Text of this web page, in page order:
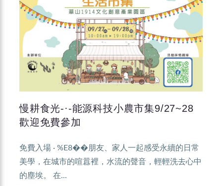
慢耕食光-·-能源科技小農市集9/27~28
歡迎免費參加
免費入場 · %E8��朋友、家人一起感受永續的日常
美學，在城市的喧囂裡，水流的聲音，輕輕洗去心中
的塵埃。 在...